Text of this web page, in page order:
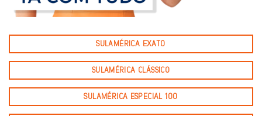
SULAMÉRICA EXATO
SULAMÉRICA CLÁSSICO
SULAMÉRICA ESPECIAL 100